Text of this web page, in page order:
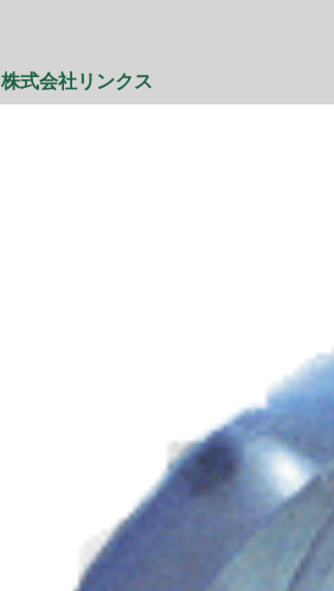
株式会社リンクス